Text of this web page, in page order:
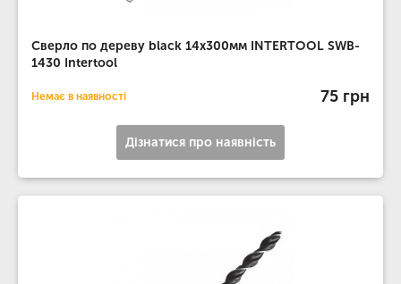
Сверло по дереву black 14x300мм INTERTOOL SWB-
1430 Intertool
Немає в наявності 75 грн
Дізнатися про наявність